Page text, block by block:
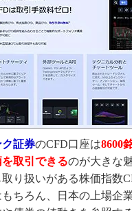
証券のCFD口座は8600
取引できるのが大きな
り扱いがある株価指数
ちろん、日本の上場企